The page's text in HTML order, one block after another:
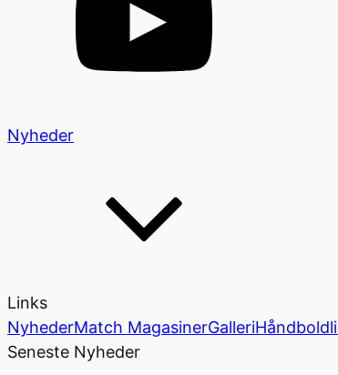
Nyheder
Links
NyhederMatch MagasinerGalleri
Seneste Nyheder